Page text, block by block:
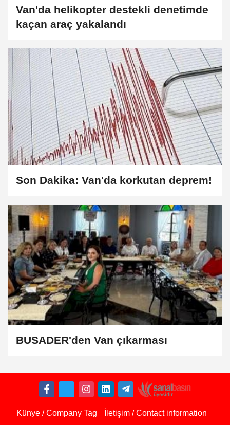
Van'da helikopter destekli denetimde
kaçan araç yakalandı
Son Dakika: Van'da korkutan deprem!
BUSADER'den Van çıkarması
Künye / Company Tag İletişim / Contact information